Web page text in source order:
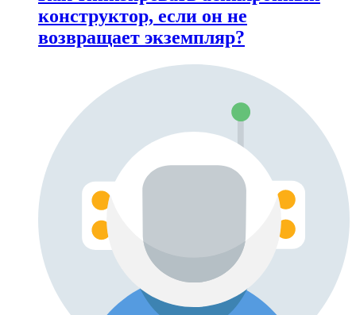
конструктор, если он не
возвращает экземпляр?